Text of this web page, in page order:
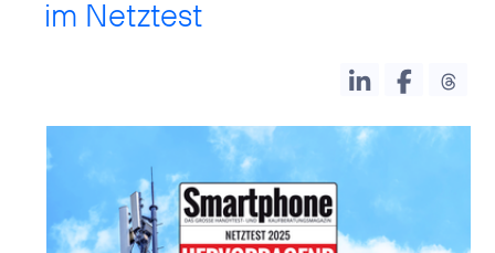
im Netztest